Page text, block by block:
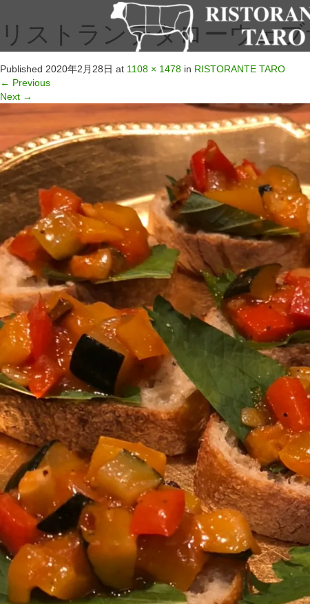
リストランテタローウェ
Published 2020年2月28日 at 1108 × 1478 in RISTORANTE TARO
← Previous
Next →